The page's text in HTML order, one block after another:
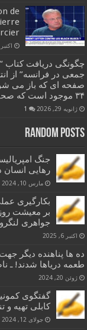
de
اکتبر 20, 2024
چگونگی دریافت کتاب
جمعی در فرانسه” از
۳۴ موجود است که صحیح آن “لوموند ۱۴ دسامبر ۲۰۱۰” می باشد.
ژانویه 29, 2026 1
Random Posts
جنگ
رهایی انسان
مارس 10, 2024
بکارگیری
بر معیشت
جواهری
اکتبر 6, 2025
ده ها پناهنده دیگر
طعمه دریاها شدند! ـ
ژوئن 20, 2024
گفتگوی
کابلی تهیه
جولای 12, 2024